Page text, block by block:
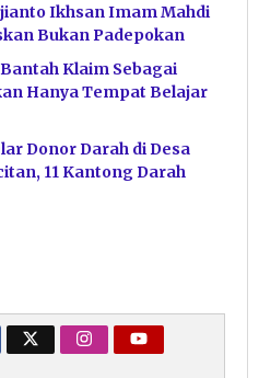
Ikhsan Imam Mahdi
Bukan Padepokan
Klaim Sebagai
Hanya Tempat Belajar
Donor Darah di Desa
11 Kantong Darah